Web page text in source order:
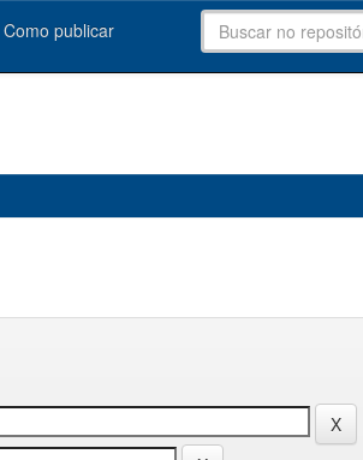
Como publicar